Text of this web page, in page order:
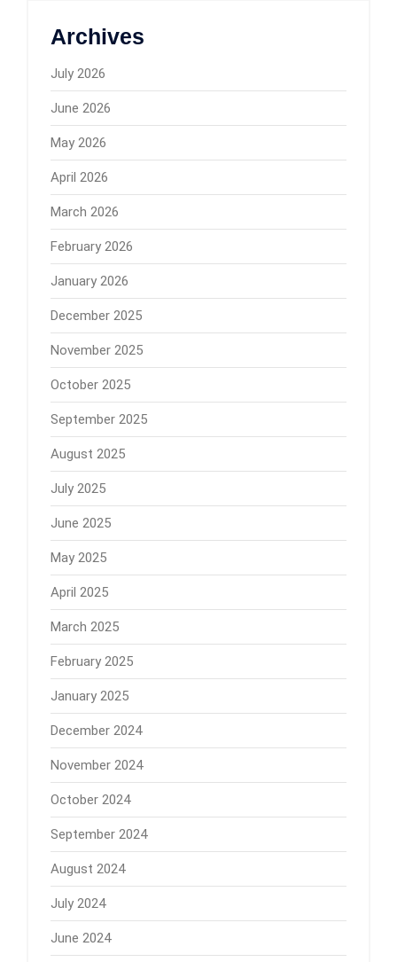
Archives
July 2026
June 2026
May 2026
April 2026
March 2026
February 2026
January 2026
December 2025
November 2025
October 2025
September 2025
August 2025
July 2025
June 2025
May 2025
April 2025
March 2025
February 2025
January 2025
December 2024
November 2024
October 2024
September 2024
August 2024
July 2024
June 2024